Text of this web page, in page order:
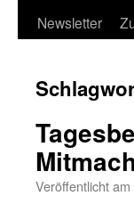
Newsletter
Veröffentlicht am